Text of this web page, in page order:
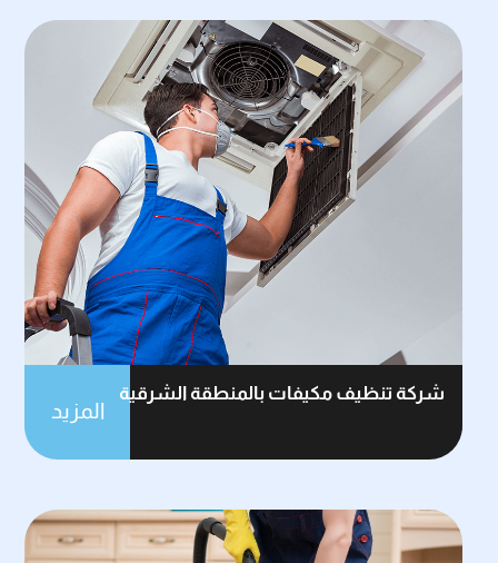
شركة تنظيف مكيفات بالمنطقة الشرقية
المزيد